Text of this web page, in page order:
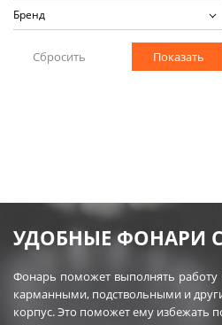
Бренд
УДОБНЫЕ ФОНАРИ
Фонарь поможет выполнять работу
карманными, подствольными и
корпус. Это поможет ему избежать